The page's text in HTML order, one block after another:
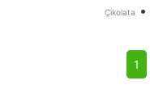
Çikolata •
1